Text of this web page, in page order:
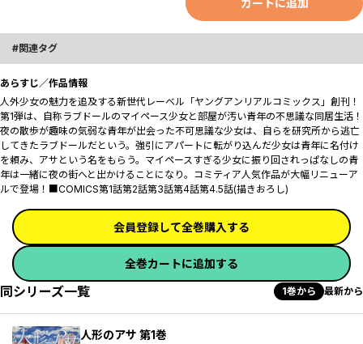
カートに追加
関連タグ
あらすじ／作品情報
人外少女の魅力を追及する新世代レーベル「ヤングアンリアルコミックス」創刊！
第1弾は、自称ラブドールのマイペース少女と部屋が汚い青年の不思議な同居生活！
夜の散歩が趣味の気弱な青年が出会った不可思議な少女は、自らを研究所から逃亡
してきたラブドールだという。強引にアパートに転がり込んだ少女は青年に名付け
を頼み、アサという名をもらう。マイペースすぎる少女に振り回されっぱなしの青
年は一緒に夜の街へと出かけることになり――。コミティア人気作品が大幅リニューア
ルで登場！■COMICS第1話第2話第3話第4話第4.5話(描きおろし)
会員登録して全巻購入する
全巻カートに追加する
同シリーズ一覧 1巻から 最新から
人形のアサ 第1巻